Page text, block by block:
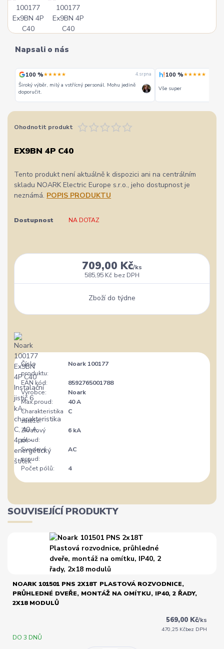
Napsali o nás
100 %★★★★★ 4. srpna
Široký výběr, milý a vstřícný personál. Mohu jedině
doporučit.
100 %★★★★★
Vše super
Ohodnotit produkt
EX9BN 4P C40
Tento produkt není aktuálně k dispozici ani na centrálním
skladu NOARK Electric Europe s.r.o., jeho dostupnost je
neznámá. POPIS PRODUKTU
Dostupnost NA DOTAZ
709,00 Kč/ks
585,95 Kč bez DPH
Zboží do týdne
Číslo
produktu:
Noark 100177
EAN kód:
8592765001788
Výrobce:
Noark
Max.proud:
40 A
Charakteristika
zátěže:
C
Zkratový
proud:
6 kA
Svodový
proud:
AC
Počet pólů: 4
SOUVISEJÍCÍ PRODUKTY
NOARK 101501 PNS 2X18T PLASTOVÁ ROZVODNICE,
PRŮHLEDNÉ DVEŘE, MONTÁŽ NA OMÍTKU, IP40, 2 ŘADY,
2X18 MODULŮ
569,00 Kč/ks
470,25 Kčbez DPH
DO 3 DNŮ